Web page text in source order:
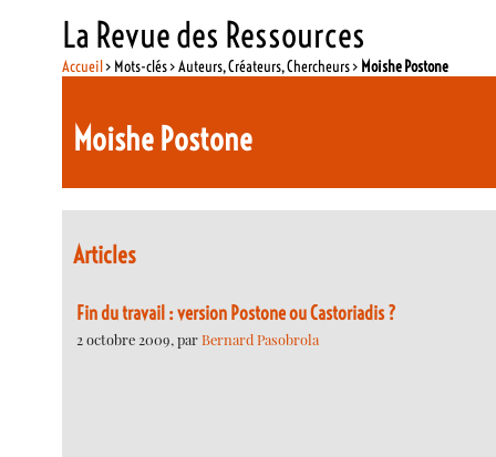
La Revue des Ressources
Accueil> Mots-clés > Auteurs, Créateurs, Chercheurs > Moishe Postone
Moishe Postone
Articles
Fin du travail : version Postone ou Castoriadis ?
2 octobre 2009, parBernard Pasobrola